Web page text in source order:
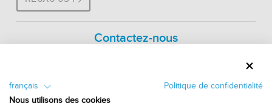
Contactez-nous
d'informations et de répondre à toutes vos questions
concernant nos services, afin de développer la meilleure
solution de stand d'exposition pour votre entreprise.
français
Politique de confidentialité
Nous utilisons des cookies